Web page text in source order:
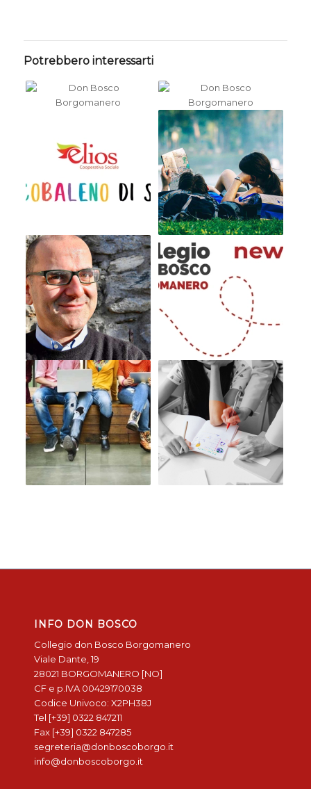
Potrebbero interessarti
INFO DON BOSCO
Collegio don Bosco Borgomanero
Viale Dante, 19
28021 BORGOMANERO [NO]
CF e p.IVA 00429170038
Codice Univoco: X2PH38J
Tel [+39] 0322 847211
Fax [+39] 0322 847285
segreteria@donboscoborgo.it
info@donboscoborgo.it